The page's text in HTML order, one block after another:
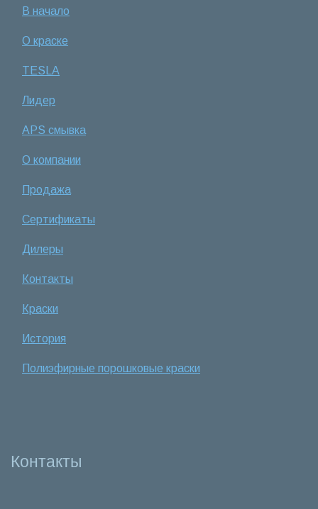
В начало
О краске
TESLA
Лидер
APS смывка
О компании
Продажа
Сертификаты
Дилеры
Контакты
Краски
История
Полиэфирные порошковые краски
Контакты